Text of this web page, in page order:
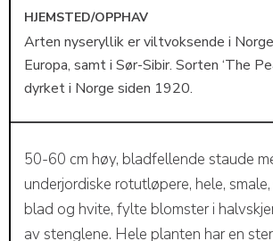
HJEMSTED/OPPHAV
Arten nyseryllik er viltvoksende i
Europa, samt i Sør-Sibir. Sorten ‘The
dyrket i Norge siden 1920.
50-60 cm høy, bladfellende staude
underjordiske rotutløpere, hele,
blad og hvite, fylte blomster i
av stenglene. Hele planten har en